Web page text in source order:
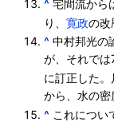
^ 宅間流から
り、 寛政の改
^ 中村邦光の
が、それで
に訂正した。
から、水の密
^ これについ